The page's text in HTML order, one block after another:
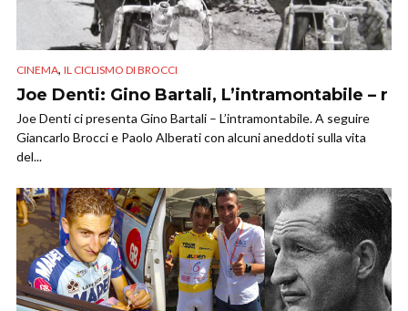
CINEMA, IL CICLISMO DI BROCCI
Joe Denti: Gino Bartali, L’intramontabile – r
Joe Denti ci presenta Gino Bartali – L’intramontabile. A seguire
Giancarlo Brocci e Paolo Alberati con alcuni aneddoti sulla vita
del...